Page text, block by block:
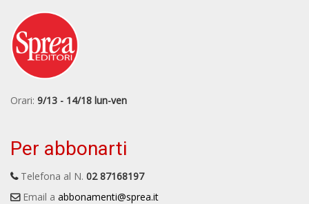
Orari: 9/13 - 14/18 lun-ven
Per abbonarti
Telefona al N. 02 87168197
Email a abbonamenti@sprea.it